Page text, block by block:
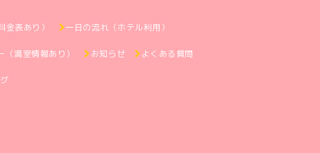
金表あり） 一日の流れ（ホテル利用）
満室情報あり） お知らせ よくある質問